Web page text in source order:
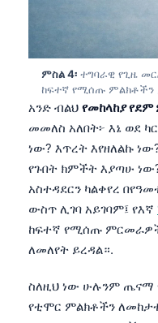
ምስል 4፡ ተግባራዊ የጊዜ
ከፍተኛ የሚሰጡ ምልክቶችን
አንድ ብልህ የመከላከያ
መመለስ አለበት፦ እኔ ወደ
ነው? እጥረት እየዘለልኩ
የጉበት ክምችት እያጣሁ
አስተዳደርን ካልቀየረ
ውስጥ ሊገባ አይገባም፤ የእኛ
ከፍተኛ የሚሰጡ
ለመለየት ይረዳል።.
ስለዚህ ነው ሁሉንም ጤናማ
የቲሞር ምልክቶችን